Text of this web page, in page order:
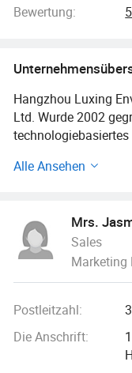
Bewertung:
Hangzhou Luxing
Ltd. Wurde 2002
Materialien
Das Unternehmen
Projekte auf
Ebene
Erfindungspatenten
Produkte zur
gehalten. Wir haben
Entwicklungsteam
Alle Ansehen
Mrs.
Sales
Marketing
Postleitzahl:
Die Anschrift: